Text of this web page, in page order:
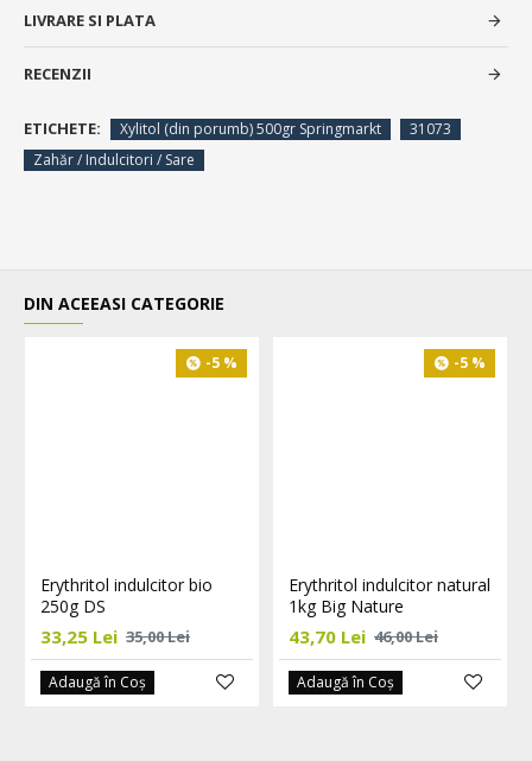
LIVRARE SI PLATA
RECENZII
ETICHETE: Xylitol (din porumb) 500gr Springmarkt
31073
Zahăr / Indulcitori / Sare
DIN ACEEASI CATEGORIE
-5 %
Erythritol indulcitor bio
250g DS
33,25 Lei 35,00 Lei
Adaugă în Coş
-5 %
Erythritol indulcitor natural
1kg Big Nature
43,70 Lei 46,00 Lei
Adaugă în Coş